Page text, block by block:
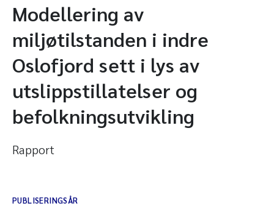
Modellering av
miljøtilstanden i indre
Oslofjord sett i lys av
utslippstillatelser og
befolkningsutvikling
Rapport
PUBLISERINGSÅR